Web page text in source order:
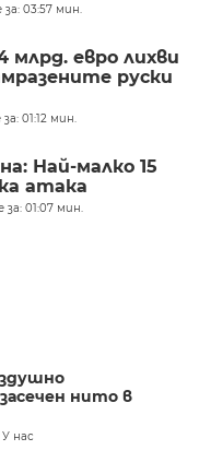
03:57 мин.
млрд. евро лихви
руски
01:12 мин.
Най-малко 15
атака
за: 01:07 мин.
нито в
У нас